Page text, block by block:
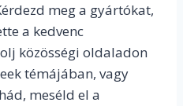
meg a gyártókat,
a kedvenc
közösségi oldaladon
témájában, vagy
meséld el a